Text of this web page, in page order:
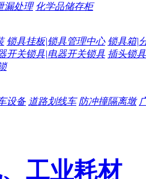
漏处理 化学品储存柜
锁具挂板|锁具管理中心 锁具箱|
开关锁具|电器开关锁具 插头锁
设备 道路划线车 防冲撞隔离墩
工业耗材